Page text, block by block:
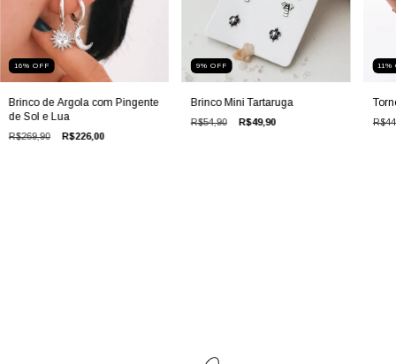
16% OFF
Brinco de Argola com Pingente
de Sol e Lua
R$269,90 R$226,00
9% OFF
Brinco Mini Tartaruga
R$54,90 R$49,90
11%